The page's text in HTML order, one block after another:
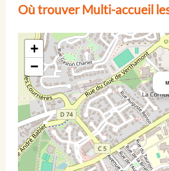
Où trouver Multi-accueil
+
−